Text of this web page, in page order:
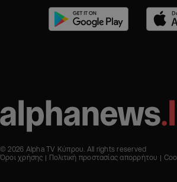
© 2026 Alpha TV Κύπρου. All rights reserved
Όροι χρήσης
Πολιτική προστασίας απορρήτου